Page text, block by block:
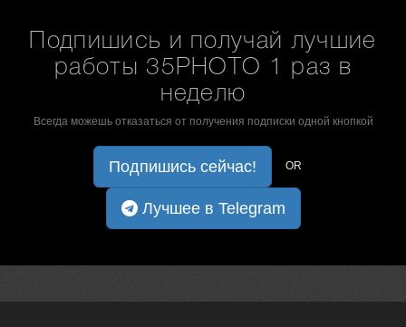
Подпишись и получай лучшие
работы 35PHOTO 1 раз в
неделю
Всегда можешь отказаться от получения подписки одной кнопкой
Подпишись сейчас! OR
Лучшее в Telegram